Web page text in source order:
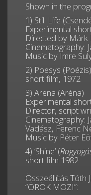
Shown in the
1) Still Life
Experimental
Directed by Márk
Cinematography:
Music by Imre
2) Poesys (Poézis)
short film, 1972
3) Arena (Aréna)
Experimental
Director, script
Cinematography:
Vadász, Ferenc
Music by Péter
4) ‘Shine’ (
short film 1982
Összeállítás Tóth
“ÖRÖK MOZI”: